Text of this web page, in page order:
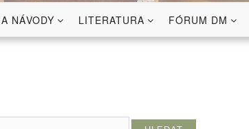
NÁVODY LITERATURA FÓRUM DM